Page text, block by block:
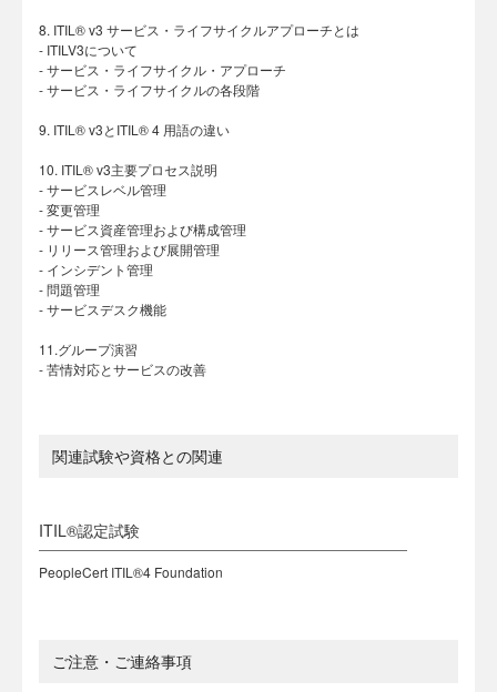
8. ITIL® v3 サービス・ライフサイクルアプローチとは
- ITILV3について
- サービス・ライフサイクル・アプローチ
- サービス・ライフサイクルの各段階
9. ITIL® v3とITIL® 4 ⽤語の違い
10. ITIL® v3主要プロセス説明
- サービスレベル管理
- 変更管理
- サービス資産管理および構成管理
- リリース管理および展開管理
- インシデント管理
- 問題管理
- サービスデスク機能
11.グループ演習
- 苦情対応とサービスの改善
関連試験や資格との関連
ITIL®認定試験
PeopleCert ITIL®4 Foundation
ご注意・ご連絡事項